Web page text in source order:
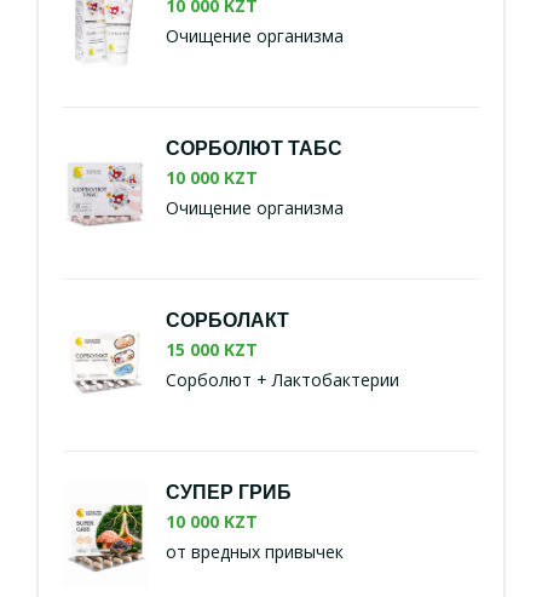
10 000 KZT
Очищение организма
СОРБОЛЮТ ТАБС
10 000 KZT
Очищение организма
СОРБОЛАКТ
15 000 KZT
Сорболют + Лактобактерии
СУПЕР ГРИБ
10 000 KZT
от вредных привычек